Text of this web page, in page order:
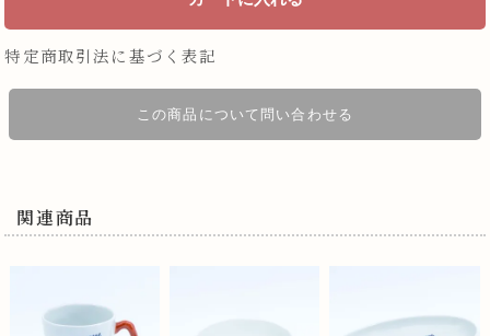
特定商取引法に基づく表記
この商品について問い合わせる
関連商品